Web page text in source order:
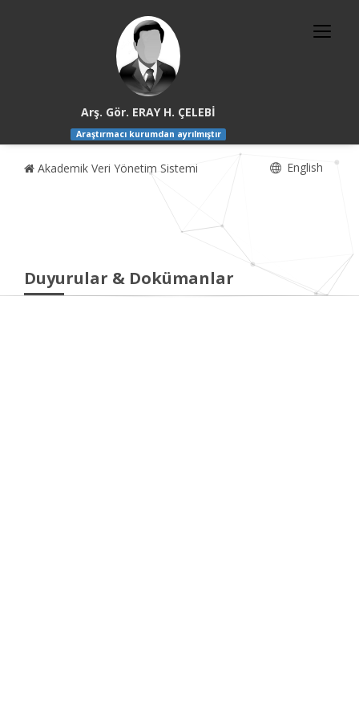
Arş. Gör. ERAY H. ÇELEBİ
Araştırmacı kurumdan ayrılmıştır
Akademik Veri Yönetim Sistemi English
Duyurular & Dokümanlar